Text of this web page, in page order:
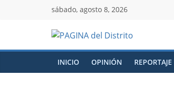
sábado, agosto 8, 2026
INICIO OPINIÓN REPORTAJE